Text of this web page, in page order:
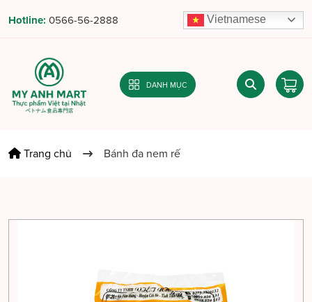
Hotline: 0566-56-2888 Vietnamese
DANH MỤC
Trang chủ Bánh đa nem rế